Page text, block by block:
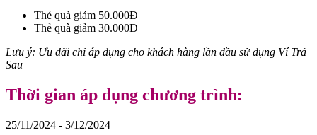
Thẻ quà giảm 50.000Đ
Thẻ quà giảm 30.000Đ
Lưu ý: Ưu đãi chỉ áp dụng cho khách hàng lần đầu sử dụng Ví Trả
Sau
Thời gian áp dụng chương trình:
25/11/2024 - 3/12/2024